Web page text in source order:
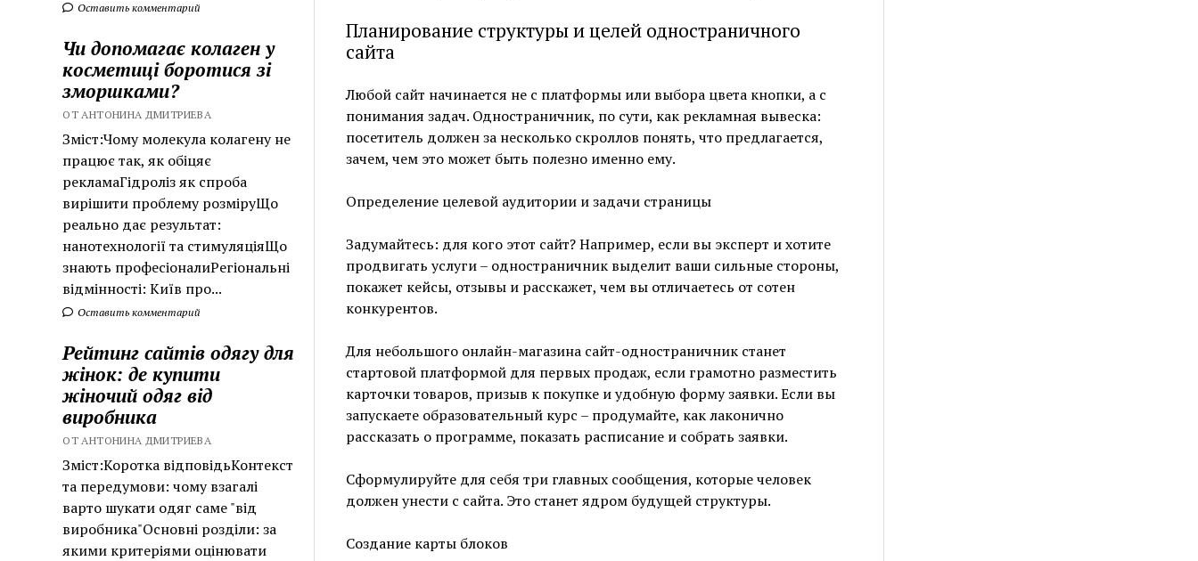
Оставить комментарий
Чи допомагає колаген у
косметиці боротися зі
зморшками?
ОТ АНТОНИНА ДМИТРИЕВА
Зміст:Чому молекула колагену не
працює так, як обіцяє
рекламаГідроліз як спроба
вирішити проблему розміруЩо
реально дає результат:
нанотехнології та стимуляціяЩо
знають професіоналиРегіональні
відмінності: Київ про...
Оставить комментарий
Рейтинг сайтів одягу для
жінок: де купити
жіночий одяг від
виробника
ОТ АНТОНИНА ДМИТРИЕВА
Зміст:Коротка відповідьКонтекст
та передумови: чому взагалі
варто шукати одяг саме "від
виробника"Основні розділи: за
якими критеріями оцінювати
Планирование структуры и целей одностраничного
сайта
Любой сайт начинается не с платформы или выбора цвета кнопки, а с
понимания задач. Одностраничник, по сути, как рекламная вывеска:
посетитель должен за несколько скроллов понять, что предлагается,
зачем, чем это может быть полезно именно ему.
Определение целевой аудитории и задачи страницы
Задумайтесь: для кого этот сайт? Например, если вы эксперт и хотите
продвигать услуги – одностраничник выделит ваши сильные стороны,
покажет кейсы, отзывы и расскажет, чем вы отличаетесь от сотен
конкурентов.
Для небольшого онлайн-магазина сайт-одностраничник станет
стартовой платформой для первых продаж, если грамотно разместить
карточки товаров, призыв к покупке и удобную форму заявки. Если вы
запускаете образовательный курс – продумайте, как лаконично
рассказать о программе, показать расписание и собрать заявки.
Сформулируйте для себя три главных сообщения, которые человек
должен унести с сайта. Это станет ядром будущей структуры.
Создание карты блоков